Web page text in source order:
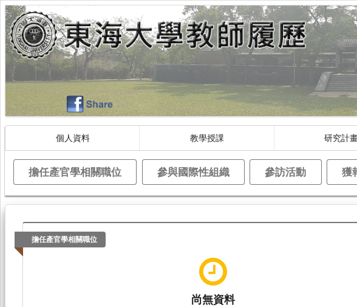
個人資料 教學授課 研究計
擔任產官學相關職位 參與國際性組織 參訪活動 獲
擔任產官學相關職位
尚無資料